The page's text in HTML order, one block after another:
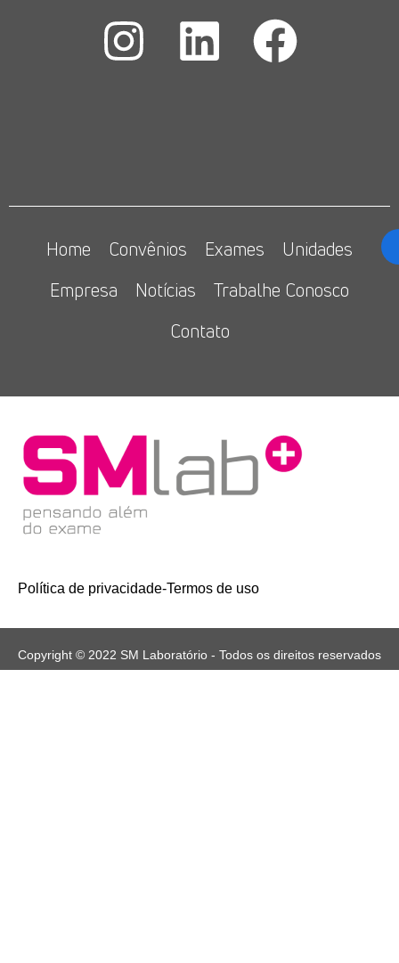
Home Convênios Exames
Unidades
Empresa
Notícias
Trabalhe Conosco
Contato
Política de privacidade-Termos de uso
Copyright © 2022 SM Laboratório - Todos os direitos reservados